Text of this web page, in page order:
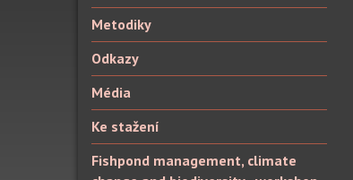
Metodiky
Odkazy
Média
Ke stažení
Fishpond management, climate